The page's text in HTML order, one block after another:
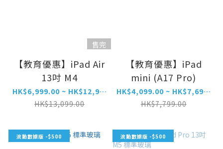
售完
【教育優惠】iPad Air
13吋 M4
HK$6,999.00 ~ HK$12,999.00
HK$13,099.00
【教育優惠】iPad
mini (A17 Pro)
HK$4,099.00 ~ HK$7,699.00
HK$7,799.00
流動數據版 -$500 流動數據版 -$500